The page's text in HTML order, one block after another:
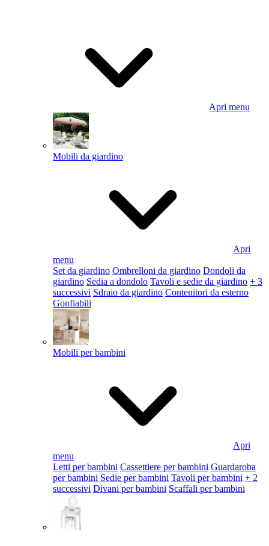
Apri menu
Mobili da giardino
Apri
menu
Set da giardino Ombrelloni da giardino Dondoli da
giardino Sedia a dondolo Tavoli e sedie da giardino + 3
successivi Sdraio da giardino Contenitori da esterno
Gonfiabili
Mobili per bambini
Apri
menu
Letti per bambini Cassettiere per bambini Guardaroba
per bambini Sedie per bambini Tavoli per bambini + 2
successivi Divani per bambini Scaffali per bambini